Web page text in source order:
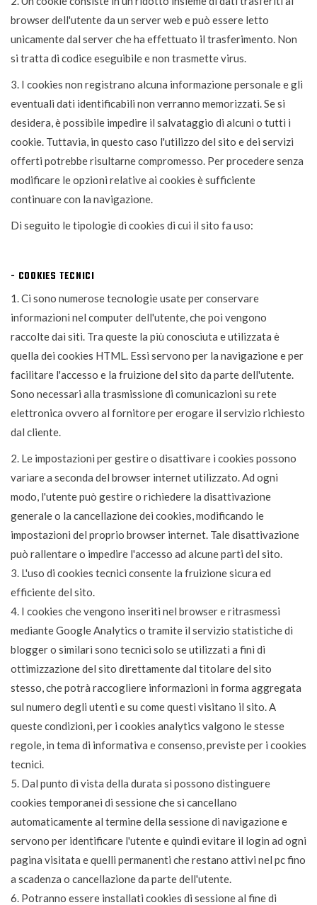
browser dell'utente da un server web e può essere letto
unicamente dal server che ha effettuato il trasferimento. Non
si tratta di codice eseguibile e non trasmette virus.
3. I cookies non registrano alcuna informazione personale e gli
eventuali dati identificabili non verranno memorizzati. Se si
desidera, è possibile impedire il salvataggio di alcuni o tutti i
cookie. Tuttavia, in questo caso l'utilizzo del sito e dei servizi
offerti potrebbe risultarne compromesso. Per procedere senza
modificare le opzioni relative ai cookies è sufficiente
continuare con la navigazione.
Di seguito le tipologie di cookies di cui il sito fa uso:
- COOKIES TECNICI
1. Ci sono numerose tecnologie usate per conservare
informazioni nel computer dell'utente, che poi vengono
raccolte dai siti. Tra queste la più conosciuta e utilizzata è
quella dei cookies HTML. Essi servono per la navigazione e per
facilitare l'accesso e la fruizione del sito da parte dell'utente.
Sono necessari alla trasmissione di comunicazioni su rete
elettronica ovvero al fornitore per erogare il servizio richiesto
dal cliente.
2. Le impostazioni per gestire o disattivare i cookies possono
variare a seconda del browser internet utilizzato. Ad ogni
modo, l'utente può gestire o richiedere la disattivazione
generale o la cancellazione dei cookies, modificando le
impostazioni del proprio browser internet. Tale disattivazione
può rallentare o impedire l'accesso ad alcune parti del sito.
3. L'uso di cookies tecnici consente la fruizione sicura ed
efficiente del sito.
4. I cookies che vengono inseriti nel browser e ritrasmessi
mediante Google Analytics o tramite il servizio statistiche di
blogger o similari sono tecnici solo se utilizzati a fini di
ottimizzazione del sito direttamente dal titolare del sito
stesso, che potrà raccogliere informazioni in forma aggregata
sul numero degli utenti e su come questi visitano il sito. A
queste condizioni, per i cookies analytics valgono le stesse
regole, in tema di informativa e consenso, previste per i cookies
tecnici.
5. Dal punto di vista della durata si possono distinguere
cookies temporanei di sessione che si cancellano
automaticamente al termine della sessione di navigazione e
servono per identificare l'utente e quindi evitare il login ad ogni
pagina visitata e quelli permanenti che restano attivi nel pc fino
a scadenza o cancellazione da parte dell'utente.
6. Potranno essere installati cookies di sessione al fine di